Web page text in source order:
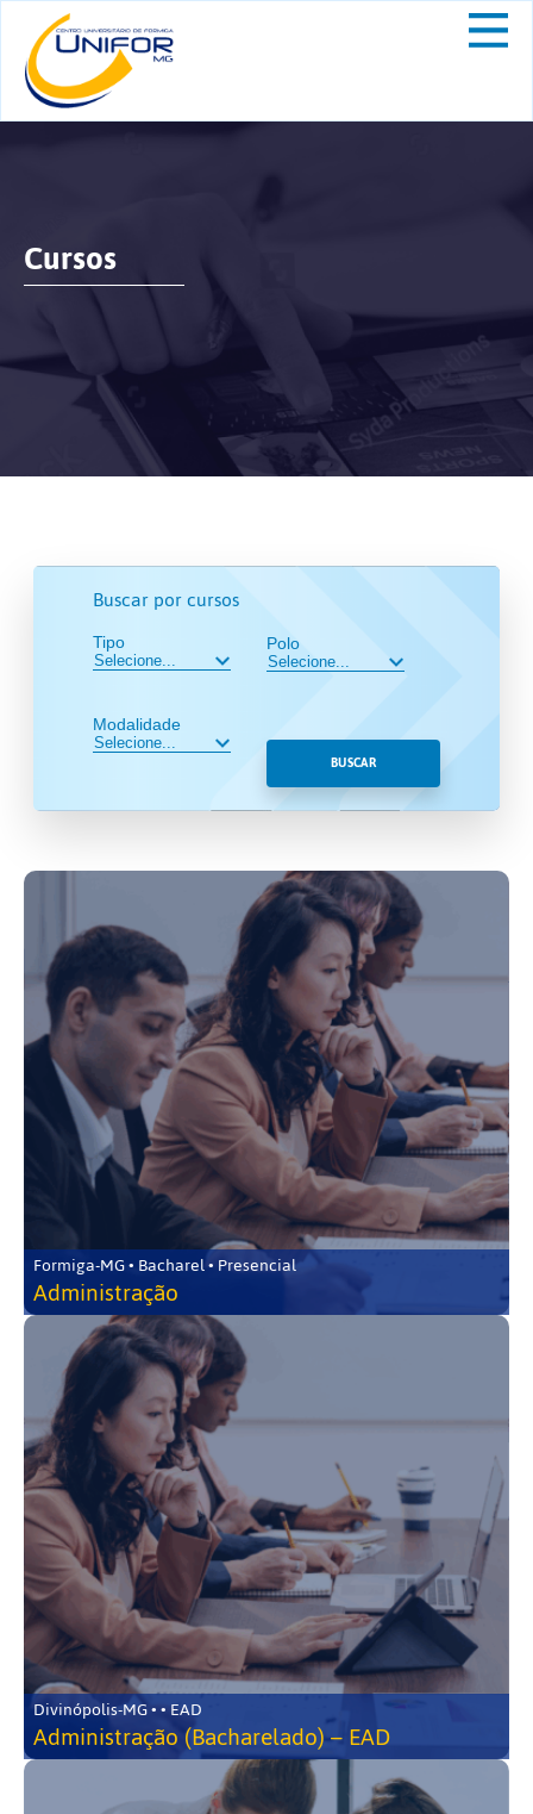
Cursos
Buscar por cursos
Tipo
Modalidade
Polo
BUSCAR
Formiga-MG • Bacharel • Presencial
Administração
Divinópolis-MG • • EAD
Administração (Bacharelado) – EAD